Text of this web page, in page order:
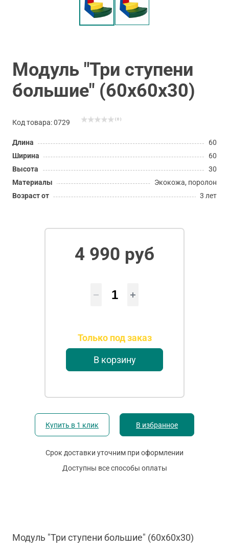
Модуль "Три ступени
большие" (60х60х30)
Код товара: 0729 ( 0 )
Длина
60
Ширина
60
Высота
30
Материалы
Экокожа, поролон
Возраст от
3 лет
4 990 руб
Только под заказ
В корзину
Купить в 1 клик В избранное
Срок доставки уточним при оформлении
Доступны все способы оплаты
Модуль "Три ступени большие" (60х60х30)